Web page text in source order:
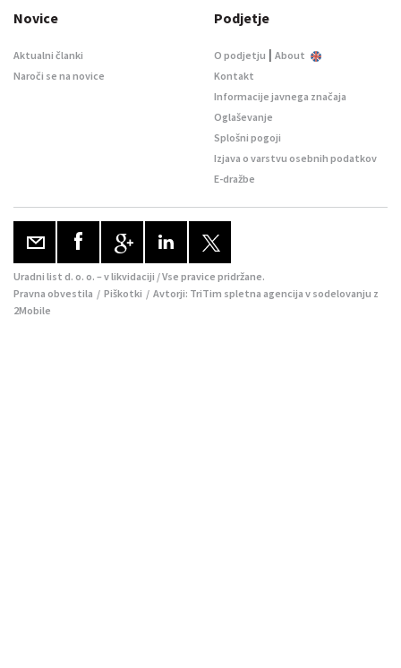
Novice
Aktualni članki
Naroči se na novice
Podjetje
O podjetju | About
Kontakt
Informacije javnega značaja
Oglaševanje
Splošni pogoji
Izjava o varstvu osebnih podatkov
E-dražbe
Uradni list d. o. o. – v likvidaciji / Vse pravice pridržane.
Pravna obvestila / Piškotki / Avtorji: TriTim spletna agencija v sodelovanju z
2Mobile